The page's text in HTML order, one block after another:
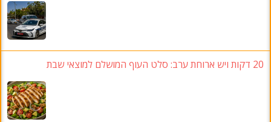
20 דקות ויש ארוחת ערב: סלט העוף המושלם למוצאי שבת